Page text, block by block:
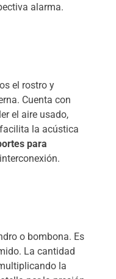
alarma.
el rostro y
Cuenta con
el aire usado,
la acústica
para
o bombona. Es
La cantidad
la